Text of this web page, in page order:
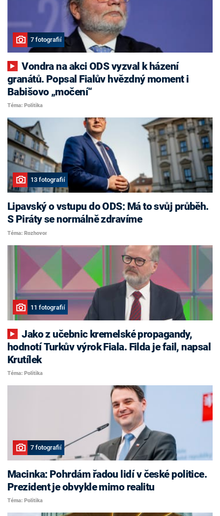
7 fotografií
Vondra na akci ODS vyzval k házení
granátů. Popsal Fialův hvězdný moment i
Babišovo „močení“
Téma: Politika
13 fotografií
Lipavský o vstupu do ODS: Má to svůj průběh.
S Piráty se normálně zdravíme
Téma: Rozhovor
11 fotografií
Jako z učebnic kremelské propagandy,
hodnotí Turkův výrok Fiala. Filda je fail, napsal
Krutílek
Téma: Politika
7 fotografií
Macinka: Pohrdám řadou lidí v české politice.
Prezident je obvykle mimo realitu
Téma: Politika